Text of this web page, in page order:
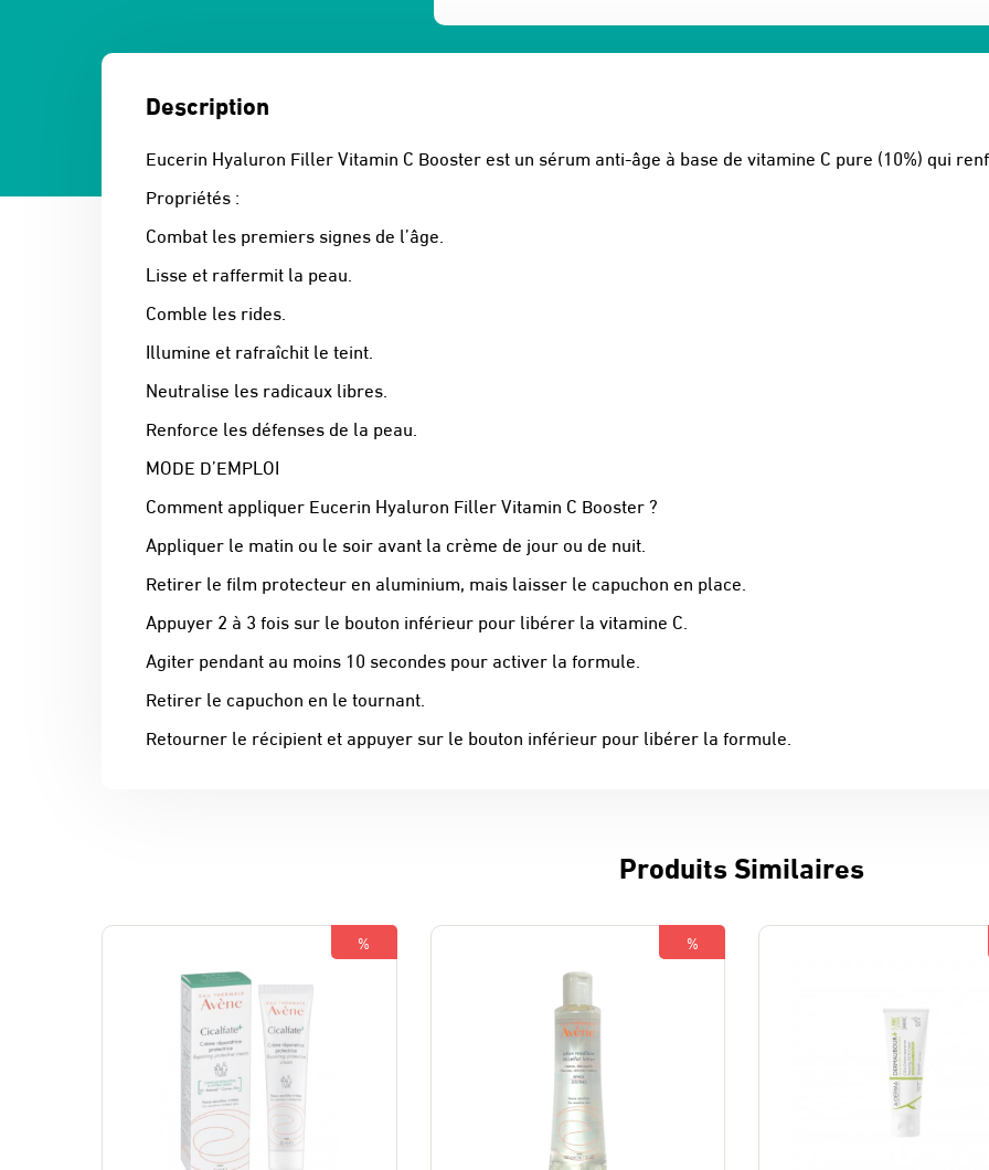
Description
Eucerin Hyaluron Filler Vitamin C Booster est un sérum anti-âge à base de vitamine C pure (10%) qui
Propriétés :
Combat les premiers signes de l’âge.
Lisse et raffermit la peau.
Comble les rides.
Illumine et rafraîchit le teint.
Neutralise les radicaux libres.
Renforce les défenses de la peau.
MODE D’EMPLOI
Comment appliquer Eucerin Hyaluron Filler Vitamin C Booster ?
Appliquer le matin ou le soir avant la crème de jour ou de nuit.
Retirer le film protecteur en aluminium, mais laisser le capuchon en place.
Appuyer 2 à 3 fois sur le bouton inférieur pour libérer la vitamine C.
Agiter pendant au moins 10 secondes pour activer la formule.
Retirer le capuchon en le tournant.
Retourner le récipient et appuyer sur le bouton inférieur pour libérer la formule.
Produits Similaires
% %